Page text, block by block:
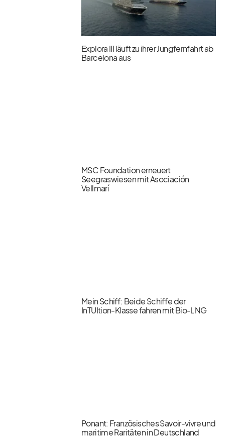
Explora III läuft zu ihrer Jungfernfahrt ab
Barcelona aus
MSC Foundation erneuert
Seegraswiesen mit Asociación
Vellmarí
Mein Schiff: Beide Schiffe der
InTUItion-Klasse fahren mit Bio-LNG
Ponant: Französisches Savoir-vivre und
maritime Raritäten in Deutschland